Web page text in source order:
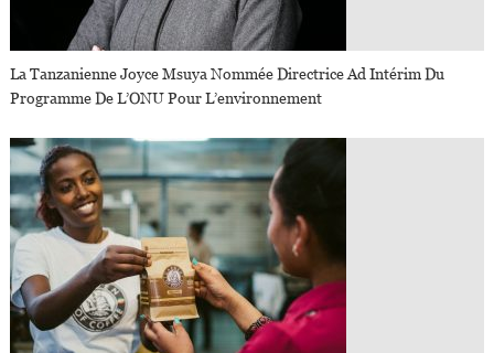
La Tanzanienne Joyce Msuya Nommée Directrice Ad Intérim Du
Programme De L’ONU Pour L’environnement